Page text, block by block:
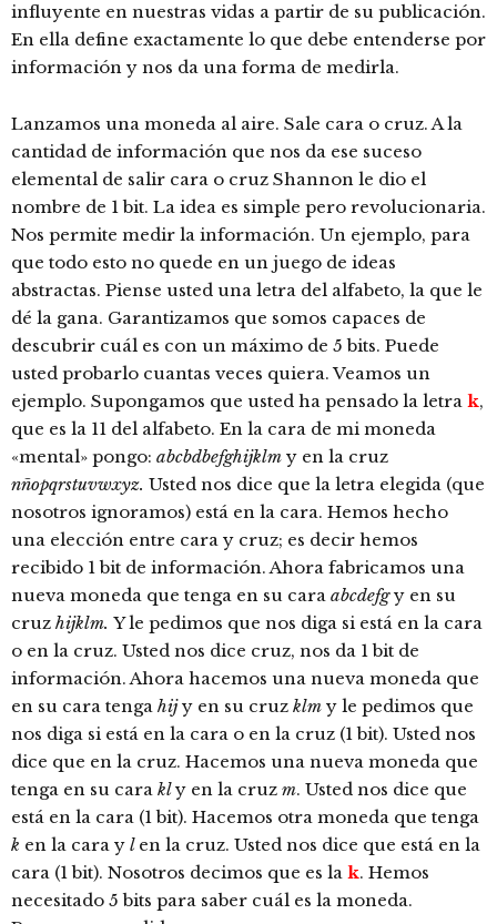
influyente en nuestras vidas a partir de su publicación.
En ella define exactamente lo que debe entenderse por
información y nos da una forma de medirla.
Lanzamos una moneda al aire. Sale cara o cruz. A la
cantidad de información que nos da ese suceso
elemental de salir cara o cruz Shannon le dio el
nombre de 1 bit. La idea es simple pero revolucionaria.
Nos permite medir la información. Un ejemplo, para
que todo esto no quede en un juego de ideas
abstractas. Piense usted una letra del alfabeto, la que le
dé la gana. Garantizamos que somos capaces de
descubrir cuál es con un máximo de 5 bits. Puede
usted probarlo cuantas veces quiera. Veamos un
ejemplo. Supongamos que usted ha pensado la letra k,
que es la 11 del alfabeto. En la cara de mi moneda
«mental» pongo: abcbdbefghijklm y en la cruz
nñopqrstuvwxyz. Usted nos dice que la letra elegida (que
nosotros ignoramos) está en la cara. Hemos hecho
una elección entre cara y cruz; es decir hemos
recibido 1 bit de información. Ahora fabricamos una
nueva moneda que tenga en su cara abcdefgy en su
cruz hijklm. Y le pedimos que nos diga si está en la cara
o en la cruz. Usted nos dice cruz, nos da 1 bit de
información. Ahora hacemos una nueva moneda que
en su cara tenga hijy en su cruz klm y le pedimos que
nos diga si está en la cara o en la cruz (1 bit). Usted nos
dice que en la cruz. Hacemos una nueva moneda que
tenga en su cara kly en la cruz m. Usted nos dice que
está en la cara (1 bit). Hacemos otra moneda que tenga
k en la cara y l en la cruz. Usted nos dice que está en la
cara (1 bit). Nosotros decimos que es la k. Hemos
necesitado 5 bits para saber cuál es la moneda.